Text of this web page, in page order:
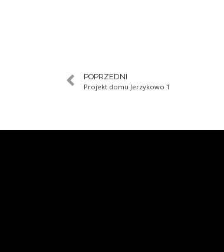
POPRZEDNI
Projekt domu Jerzykowo 1